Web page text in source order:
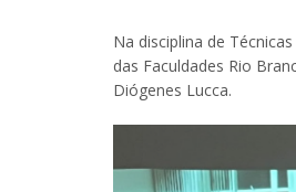
Na disciplina de
das Faculdades Rio
Diógenes Lucca.